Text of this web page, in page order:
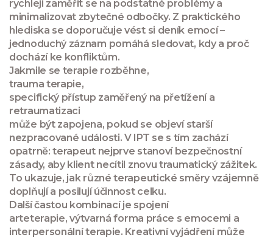
rychleji zaměřit se na podstatné problémy a
minimalizovat zbytečné odbočky. Z praktického
hlediska se doporučuje vést si deník emocí –
jednoduchý záznam pomáhá sledovat, kdy a proč
dochází ke konfliktům.
Jakmile se terapie rozběhne,
trauma terapie,
specifický přístup zaměřený na přetížení a
retraumatizaci
může být zapojena, pokud se objeví starší
nezpracované události. V IPT se s tím zachází
opatrně: terapeut nejprve stanoví bezpečnostní
zásady, aby klient necítil znovu traumatický zážitek.
To ukazuje, jak různé terapeutické směry vzájemně
doplňují a posilují účinnost celku.
Další častou kombinací je spojení
arteterapie,výtvarná forma práce s emocemi a
interpersonální terapie. Kreativní vyjádření může